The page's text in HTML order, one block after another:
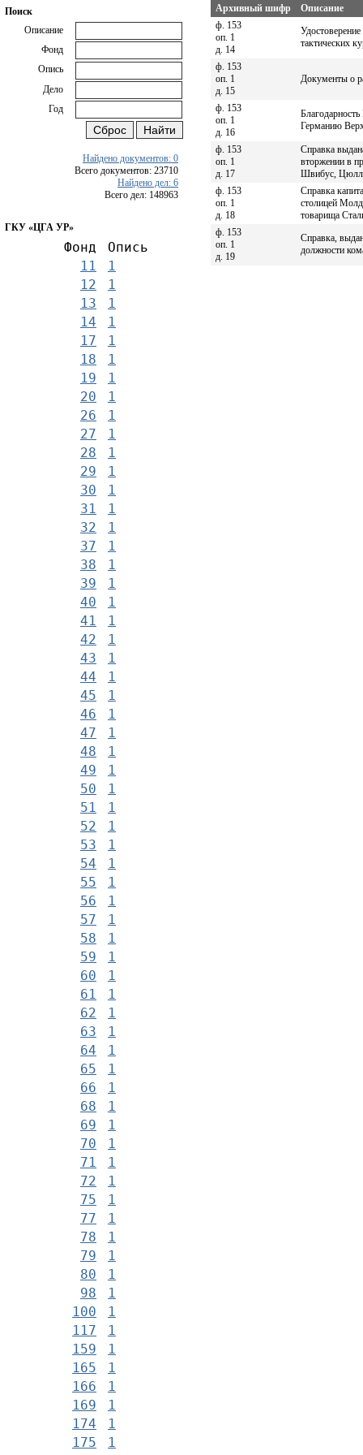
Поиск
Описание
Фонд
Опись
Дело
Год
Найдено документов: 0
Всего документов: 23710
Найдено дел: 6
Всего дел: 148963
ГКУ «ЦГА УР»
Фонд
Опись
11
1
12
1
13
1
14
1
17
1
18
1
19
1
20
1
26
1
27
1
28
1
29
1
30
1
31
1
32
1
37
1
38
1
39
1
40
1
41
1
42
1
43
1
44
1
45
1
46
1
47
1
48
1
49
1
50
1
51
1
52
1
53
1
54
1
55
1
56
1
57
1
58
1
59
1
60
1
61
1
62
1
63
1
64
1
65
1
66
1
68
1
69
1
70
1
71
1
72
1
75
1
77
1
78
1
79
1
80
1
98
1
100
1
117
1
159
1
165
1
166
1
169
1
174
1
175
1
Архивный шифр
Описание
ф. 153
оп. 1
д. 14
тактических
ф. 153
оп. 1
д. 15
Документы о
ф. 153
оп. 1
д. 16
Германию
ф. 153
оп. 1
д. 17
Справка
вторжении в
Швибус,
ф. 153
оп. 1
д. 18
Справка
столицей
товарища
ф. 153
оп. 1
д. 19
Справка,
должности